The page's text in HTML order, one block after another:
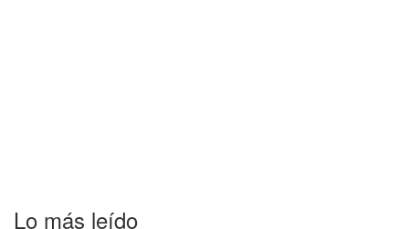
Lo más leído